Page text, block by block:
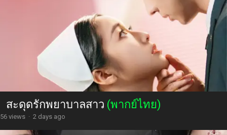
สะดุดรักพยาบาลสาว (พากย์ไทย)
56 views · 2 days ago